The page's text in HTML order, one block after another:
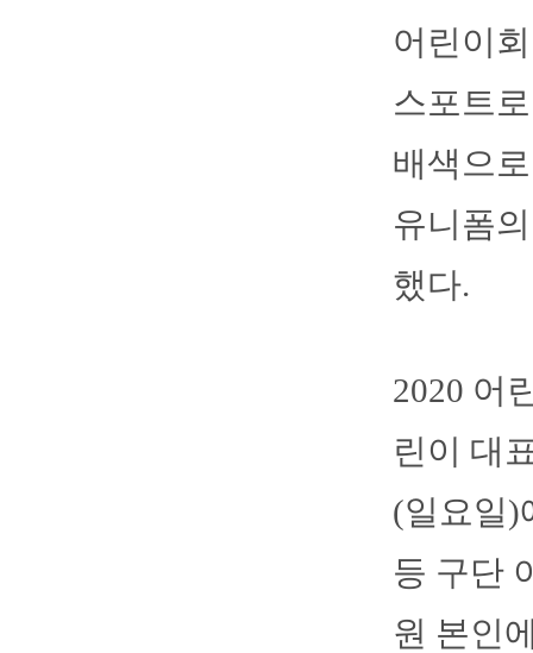
어린이
스포트
배색으
유니폼
했다.
2020 어
린이 대
(일요일)
등 구단
원 본인